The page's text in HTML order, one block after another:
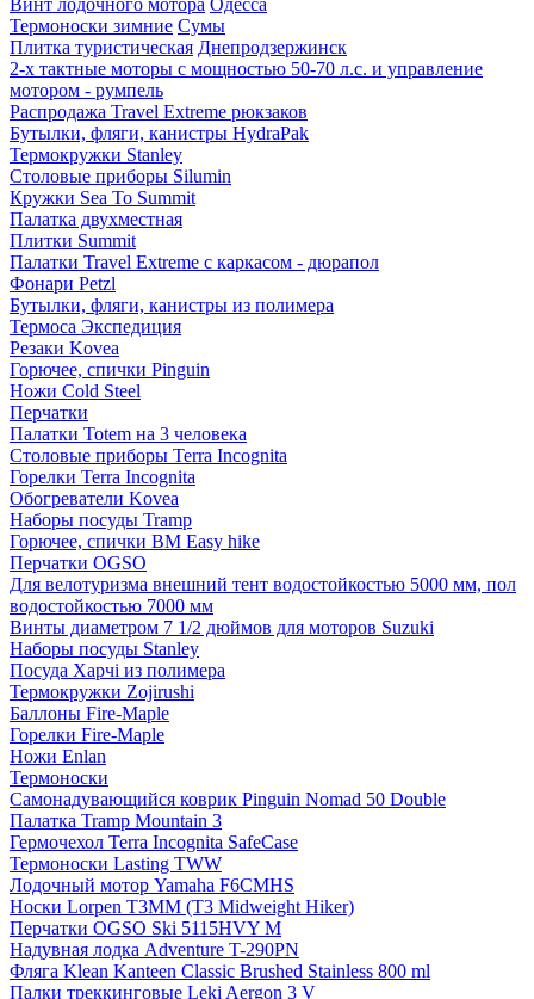
Термоноски зимние Сумы
Плитка туристическая Днепродзержинск
2-х тактные моторы c мощностью 50-70 л.с. и управление
мотором - румпель
Распродажа Travel Extreme рюкзаков
Бутылки, фляги, канистры HydraPak
Термокружки Stanley
Столовые приборы Silumin
Кружки Sea To Summit
Палатка двухместная
Плитки Summit
Палатки Travel Extreme с каркасом - дюрапол
Фонари Petzl
Бутылки, фляги, канистры из полимера
Термоса Экспедиция
Резаки Kovea
Горючее, спички Pinguin
Ножи Cold Steel
Перчатки
Палатки Totem на 3 человека
Столовые приборы Terra Incognita
Горелки Terra Incognita
Обогреватели Kovea
Наборы посуды Tramp
Горючее, спички BM Easy hike
Перчатки OGSO
Для велотуризма внешний тент водостойкостью 5000 мм, пол
водостойкостью 7000 мм
Винты диаметром 7 1/2 дюймов для моторов Suzuki
Наборы посуды Stanley
Посуда Харчі из полимера
Термокружки Zojirushi
Баллоны Fire-Maple
Горелки Fire-Maple
Ножи Enlan
Термоноски
Самонадувающийся коврик Pinguin Nomad 50 Double
Палатка Tramp Mountain 3
Гермочехол Terra Incognita SafeCase
Термоноски Lasting TWW
Лодочный мотор Yamaha F6CMHS
Носки Lorpen T3MM (T3 Midweight Hiker)
Перчатки OGSO Ski 5115HVY M
Надувная лодка Adventure T-290PN
Фляга Klean Kanteen Classic Brushed Stainless 800 ml
Палки треккинговые Leki Aergon 3 V